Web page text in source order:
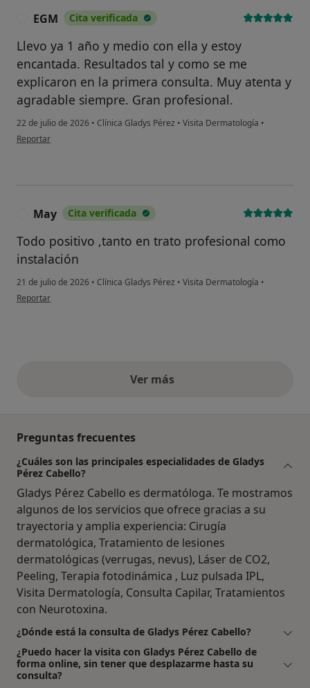
EGM Cita verificada
Llevo ya 1 año y medio con ella y estoy
encantada. Resultados tal y como se me
explicaron en la primera consulta. Muy atenta y
agradable siempre. Gran profesional.
22 de julio de 2026 • Clínica Gladys Pérez • Visita Dermatología •
en opinión del usuario EGM
Reportar
May Cita verificada
Todo positivo ,tanto en trato profesional como
instalación
21 de julio de 2026 • Clínica Gladys Pérez • Visita Dermatología •
en opinión del usuario May
Reportar
Ver másopiniones anteriores
Preguntas frecuentes
¿Cuáles son las principales especialidades de Gladys
Pérez Cabello?
Gladys Pérez Cabello es dermatóloga. Te mostramos
algunos de los servicios que ofrece gracias a su
trayectoria y amplia experiencia: Cirugía
dermatológica, Tratamiento de lesiones
dermatológicas (verrugas, nevus), Láser de CO2,
Peeling, Terapia fotodinámica , Luz pulsada IPL,
Visita Dermatología, Consulta Capilar, Tratamientos
con Neurotoxina.
¿Dónde está la consulta de Gladys Pérez Cabello?
¿Puedo hacer la visita con Gladys Pérez Cabello de
forma online, sin tener que desplazarme hasta su
consulta?